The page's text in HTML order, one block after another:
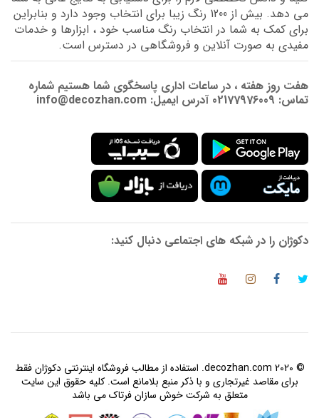
می دهد. بیش از 1200 رنگ زیبا برای انتخاب وجود دارد و بنابراین
برای کمک به شما در انتخاب رنگ مناسب خود ، ابزارها و خدمات
مفیدی به صورت آنلاین و فروشگاهی در دسترس است.
هفت روز هفته ، در ساعات اداری پاسخگوی شما هستیم شماره
تماس: 02177976009 آدرس ایمیل: info@decozhan.com
دکوژان را در شبکه های اجتماعی دنبال کنید:
© 2020 decozhan.com. استفاده از مطالب فروشگاه اینترنتی دکوژان فقط
برای مقاصد غیرتجاری و با ذکر منبع بلامانع است. کلیه حقوق این سایت
متعلق به شرکت خوش سازان فرتاک می باشد